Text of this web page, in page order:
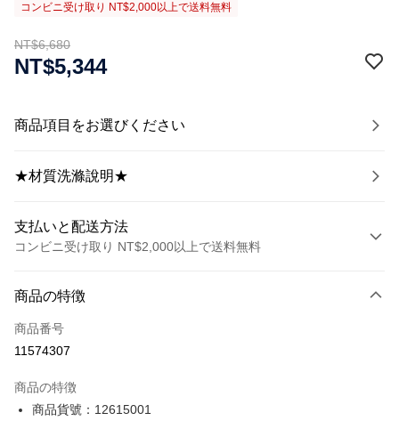
コンビニ受け取り NT$2,000以上で送料無料
NT$6,680
NT$5,344
商品項目をお選びください
★材質洗滌說明★
支払いと配送方法
コンビニ受け取り NT$2,000以上で送料無料
クレジットカード1回払い
クレジットカード分割払い
合作金庫商業銀行
華南商業銀行
6回払い、金利0、毎回
商品の特徴
商品番号
11574307
商品の特徴
商品貨號：12615001